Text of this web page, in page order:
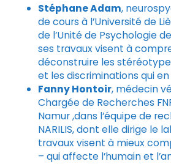
Stéphane Adam,
de cours à l’Université de
de l’Unité de Psychologie
ses travaux visent à
déconstruire les
et les discriminations qui
Fanny Hontoir, médecin
Chargée de Recherches
Namur ,dans l’équipe de
NARILIS, dont elle dirige le
travaux visent à mieux
– qui affecte l’humain et